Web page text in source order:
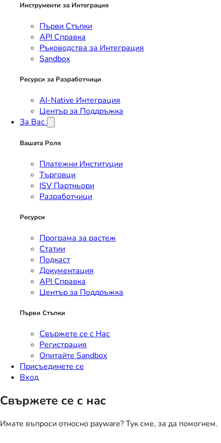
Инструменти за Интеграция
Първи Стъпки
API Справка
Ръководства за Интеграция
Sandbox
Ресурси за Разработчици
AI-Native Интеграция
Център за Поддръжка
За Вас
Вашата Роля
Платежни Институции
Търговци
ISV Партньори
Разработчици
Ресурси
Програма за растеж
Статии
Подкаст
Документация
API Справка
Център за Поддръжка
Първи Стъпки
Свържете се с Нас
Регистрация
Опитайте Sandbox
Присъединете се
Вход
Свържете се с нас
Имате въпроси относно payware? Тук сме, за да помогнем.